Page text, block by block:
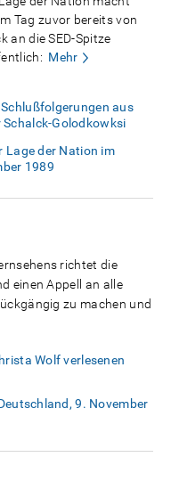
Tag zuvor bereits von
an die SED-Spitze
Mehr
aus
Golodkowksi
Lage der Nation im
1989
richtet die
einen Appell an alle
zu machen und
Wolf verlesenen
9. November